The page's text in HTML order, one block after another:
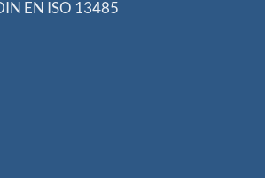
EN ISO 13485